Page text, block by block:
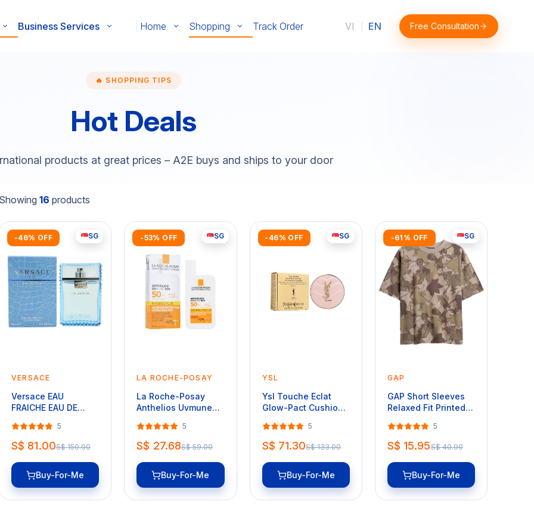
Business Services Home Shopping Track Order VI EN Free Consultation
🔥 SHOPPING TIPS
Hot Deals
products at great prices – A2E buys and ships to your door
16 products
-46% OFF SG
VERSACE
Versace EAU
FRAICHE EAU DE
5
S$ 81.00S$ 150.00
Buy-For-Me
-53% OFF SG
LA ROCHE-POSAY
La Roche-Posay
Anthelios Uvmune
SPF50+ (50ml)
5
S$ 27.68S$ 59.00
Buy-For-Me
-46% OFF SG
YSL
Ysl Touche Eclat
Glow-Pact Cushion
5
S$ 71.30S$ 133.00
Buy-For-Me
-61% OFF SG
GAP
GAP Short Sleeves
Relaxed Fit Printed
5
S$ 15.95S$ 40.90
Buy-For-Me